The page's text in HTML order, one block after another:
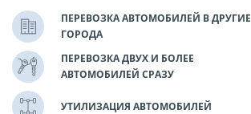
ПЕРЕВОЗКА АВТОМОБИЛЕЙ В ДРУГИЕ
ГОРОДА
ПЕРЕВОЗКА ДВУХ И БОЛЕЕ
АВТОМОБИЛЕЙ СРАЗУ
УТИЛИЗАЦИЯ АВТОМОБИЛЕЙ